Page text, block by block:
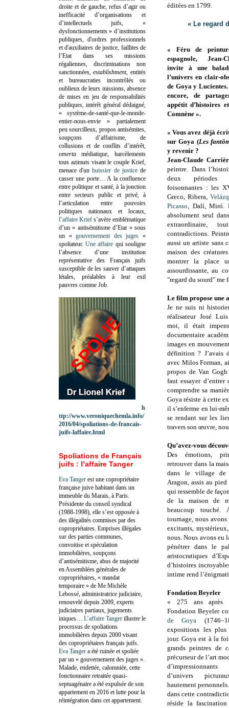
éditées en 1799.
« Le regard
« Féru de
espagnole, Jean-
invite à une
l’univers en clair-
de Goya y
encore, de
appétit d’histoires
Comnène ».
« Vous avez déjà
sur Goya (Les
y revenir ?
Jean-Claude
peintre. Dans
deux périodes
foisonnantes : les
Greco, Ribera,
Picasso, Dalí, Miró.
absolument seul
extraordinaire,
contradictions.
aussi un artiste sans
maison des
montrer la place
assourdissante, au
"regard du sourd" me
Le film propose une
Je ne suis ni
réalisateur José
moi, il était
documentaire
images en
définition ? J’avais
avec Milos Forman,
propos de Van
faut essayer
comprendre sa
Goya résiste à cette
il s’enferme en lui-
se rendant sur les
travers son œuvre,
Qu’avez-vous
Des émotions,
retrouver dans la
dans le village de
Aragon, assis au
qui ressemble de
de la maison de
beaucoup
tournage, nous avons
excitants,
nous. Nous avons eu
pénétrer dans le
aristocratiques
d’histoires
intime rend
Fondation Beyeler
« 275 ans après
Fondation Beyeler
de Goya
expositions les
jour. Goya est à la
grands peintres de
précurseur de l’art
d’univers
hautement
dans cette
réside la fascination
droite et de gauche, refus d’agir ou
inefficacité d’organisations et
d’intellectuels juifs, «
dysfonctionnements » d’institutions
publiques, d'ordres professionnels
et d'auxiliaires de justice, faillites de
l’Etat dans ses missions
régaliennes, discriminations non
sanctionnées,establishment, entités
et bureaucraties incontrôlés ou
oublieux de leurs missions, absence
de mises en jeu de responsabilités
publiques, intérêt général dédaigné,
« système-de-santé-que-le-monde-
entier-nous-envie » partialement
peu sourcilleux, propos antisémites,
soupçons d’affairisme, de
collusions et de conflits d’intérêt,
omertamédiatique, harcèlements
tous azimuts visant le couple Krief,
menace d'unhuissier de justicede
casser une porte… A la confluence
entre politique et santé, à la jonction
entre secteurs public et privé, à
l’articulation entre pouvoirs
politiques nationaux et locaux,
l’affaire Krief s’avère emblématique
d’un « antisémitisme d’Etat » sous
un «gouvernement des juges »
spoliateur.Une affaire qui souligne
l’absence d’une institution
représentative des Français juifs
susceptible de les sauver d’attaques
létales, préalables à leur exil
pauvres comme Job.
h
ttp://www.veroniquechemla.info/
2016/04/spoliations-de-francais-
juifs-laffaire.html
Spoliations de Français
juifs : l’affaire Tanger
Eva Tanger est une copropriétaire
française juive habitant dans un
immeuble du Marais, à Paris.
Présidente du conseil syndical
(1988-1998), elle s’est opposée à
des illégalités commises par des
copropriétaires. Emprises illégales
sur des parties communes,
convoitise et spéculation
immobilières, soupçons
d’antisémitisme, abus de majorité
en Assemblées générales de
copropriétaires, « mandat
temporaire » de Me Michèle
Lebossé, administratrice judiciaire,
renouvelé depuis 2009, experts
judiciaires partiaux, jugements
iniques… L’affaire Tanger illustre le
processus de spoliations
immobilières depuis 2000 visant
des copropriétaires français juifs.
Eva Tanger a été ruinée et spoliée
par un « gouvernement des juges ».
Malade, endettée, calomniée, cette
fonctionnaire retraitée quasi-
septuagénaire a été expulsée de son
appartement en 2016 et lutte pour la
réintégration dans cet appartement.